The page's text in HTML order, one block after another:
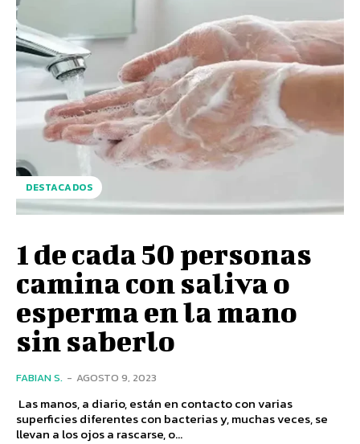
DESTACADOS
1 de cada 50 personas
camina con saliva o
esperma en la mano
sin saberlo
FABIAN S. - AGOSTO 9, 2023
Las manos, a diario, están en contacto con varias
superficies diferentes con bacterias y, muchas veces, se
llevan a los ojos a rascarse, o...